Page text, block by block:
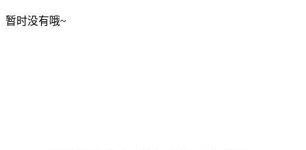
暂时没有哦~